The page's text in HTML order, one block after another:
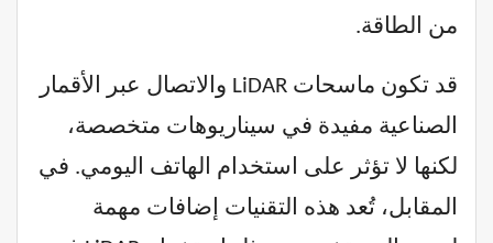
من الطاقة.
قد تكون ماسحات LiDAR والاتصال عبر الأقمار
الصناعية مفيدة في سيناريوهات متخصصة،
لكنها لا تؤثر على استخدام الهاتف اليومي. في
المقابل، تُعد هذه التقنيات إضافات مهمة